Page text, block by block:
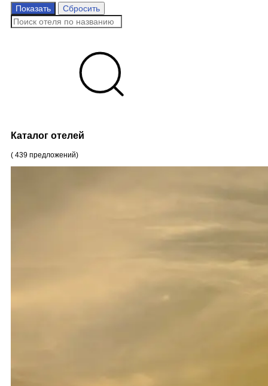
Показать Сбросить
Каталог отелей
( 439 предложений)